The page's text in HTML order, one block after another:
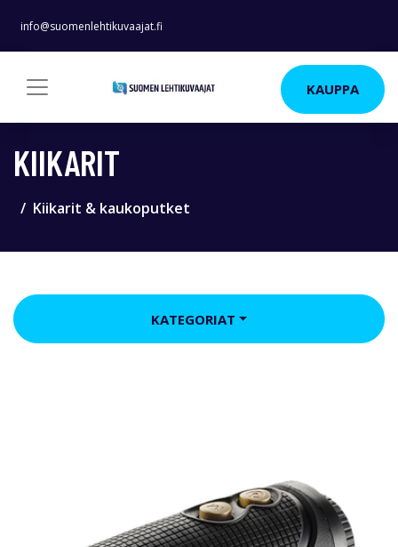
info@suomenlehtikuvaajat.fi
KAUPPA
KIIKARIT
Kiikarit & kaukoputket
KATEGORIAT